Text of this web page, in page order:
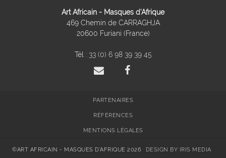
Art Africain - Masques d'Afrique
469 Chemin de CARRAGHJA
20600 Furiani (France)
Tél : 33 (0) 6 98 39 39 45
PARTENAIRES
RÉFÉRENCES
MENTIONS LÉGALES
©ART AFRICAIN - MASQUES D'AFRIQUE 2026 DESIGN BY IRIS MEDIA